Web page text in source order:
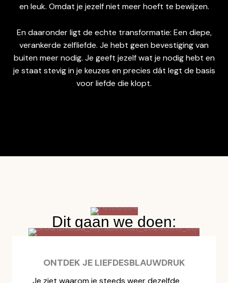
en leuk. Omdat je jezelf niet meer hoeft te bewijzen.
En daaronder ligt de echte transformatie: Een diepe,
verankerde zelfliefde. Je hebt geen bevestiging van
buiten meer nodig. Je geeft jezelf wat je nodig hebt en
je staat stevig in je keuzes en precies dát legt de basis
voor liefde die klopt.
Dit gaan we doen:
ONTDEK JE LIEFDESBLAUWDRUK
Je ziet waarom je steeds weer dezelfde